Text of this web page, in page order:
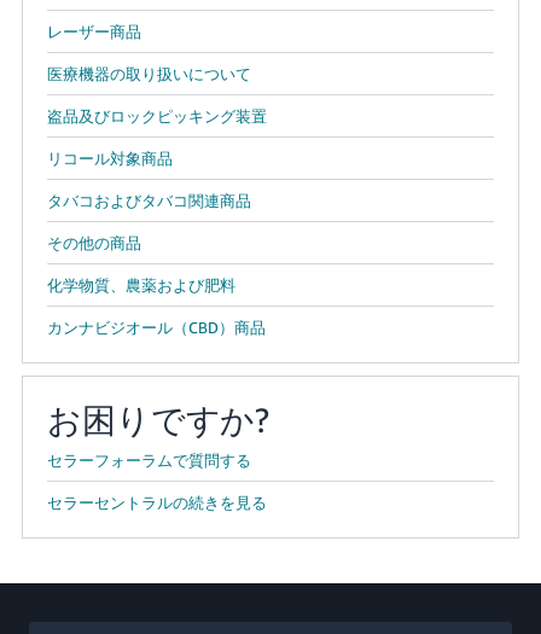
レーザー商品
医療機器の取り扱いについて
盗品及びロックピッキング装置
リコール対象商品
タバコおよびタバコ関連商品
その他の商品
化学物質、農薬および肥料
カンナビジオール（CBD）商品
お困りですか?
セラーフォーラムで質問する
セラーセントラルの続きを見る